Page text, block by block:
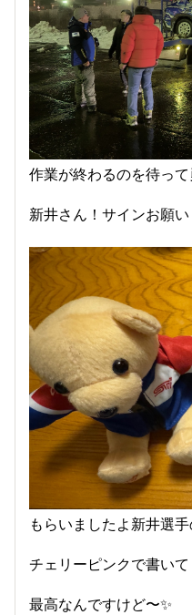
作業が終わるのを待っ
新井さん！サインお願い
もらいましたよ新井選
チェリーピンクで書い
最高なんですけど〜✨